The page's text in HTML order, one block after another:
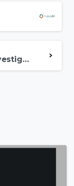
Círculo Peruano de Investigación